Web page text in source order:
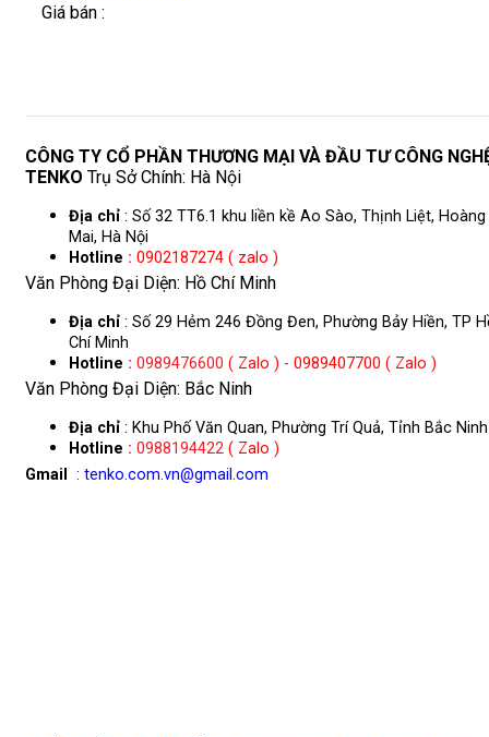
Giá bán :
CÔNG TY CỔ PHẦN THƯƠNG MẠI VÀ ĐẦU TƯ CÔNG
TENKO Trụ Sở Chính: Hà Nội
Địa chỉ : Số 32 TT6.1 khu liền kề Ao Sào, Thịnh Liệt, Hoàng
Mai, Hà Nội
Hotline : 0902187274 ( zalo )
Văn Phòng Đại Diện: Hồ Chí Minh
Địa chỉ : Số 29 Hẻm 246 Đồng Đen, Phường Bảy Hiền, TP
Chí Minh
Hotline : 0989476600 ( Zalo ) - 0989407700 ( Zalo )
Văn Phòng Đại Diện: Bắc Ninh
Địa chỉ : Khu Phố Văn Quan, Phường Trí Quả, Tỉnh Bắc Ninh
Hotline : 0988194422 ( Zalo )
Gmail : tenko.com.vn@gmail.com